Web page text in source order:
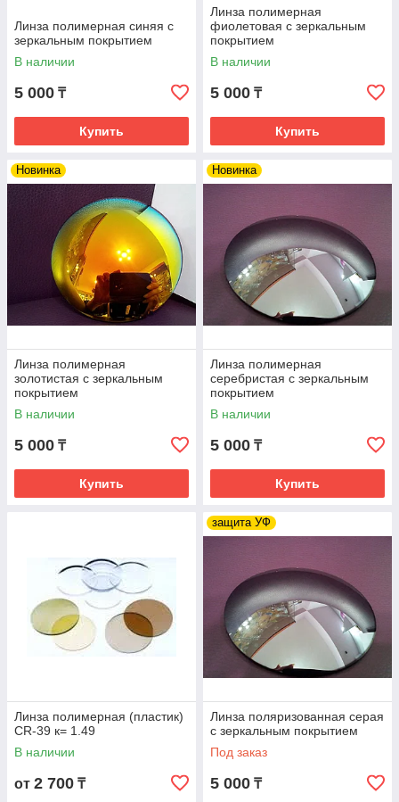
Линза полимерная синяя с
зеркальным покрытием
В наличии
5 000 ₸
Купить
Линза полимерная
фиолетовая с зеркальным
покрытием
В наличии
5 000 ₸
Купить
Новинка
Линза полимерная
золотистая с зеркальным
покрытием
В наличии
5 000 ₸
Купить
Новинка
Линза полимерная
серебристая с зеркальным
покрытием
В наличии
5 000 ₸
Купить
Линза полимерная (пластик)
CR-39 к= 1.49
В наличии
от 2 700 ₸
защита УФ
Линза поляризованная серая
с зеркальным покрытием
Под заказ
5 000 ₸